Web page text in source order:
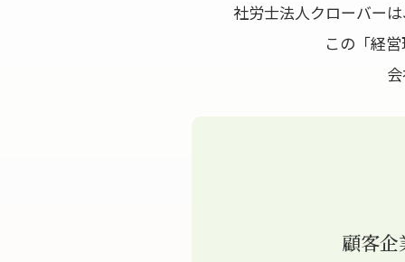
社労士法人クローバー
この「経
顧客